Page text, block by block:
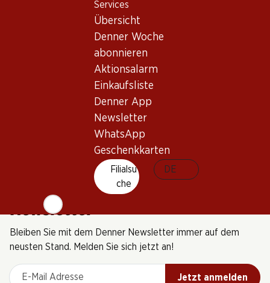
Services
Übersicht
Denner Woche
abonnieren
Aktionsalarm
Einkaufsliste
Denner App
Newsletter
WhatsApp
Geschenkkarten
Filialsu
che
DE
5 Produkten
Nach Oben
Newsletter
Bleiben Sie mit dem Denner Newsletter immer auf dem
neusten Stand. Melden Sie sich jetzt an!
E-Mail Adresse
Jetzt anmelden